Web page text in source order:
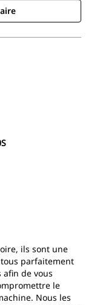
ils sont une
parfaitement
de vous
le
Nous les